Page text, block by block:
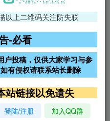
腾讯轻量4核4G3M服务器38元/
雨云高防免备案服务器
超低价文字广告位招租
超低价文字广告位招租
以上二维码关注防失联
-必看
户投稿，仅供大家学习与参
有侵权请联系站长删除
站链接以免遗失
登陆/注册 加入QQ群